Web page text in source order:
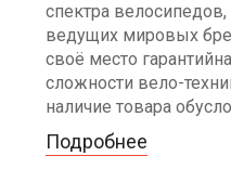
спектра
ведущих мировых
своё место
сложности вело-
наличие товара
Подробнее